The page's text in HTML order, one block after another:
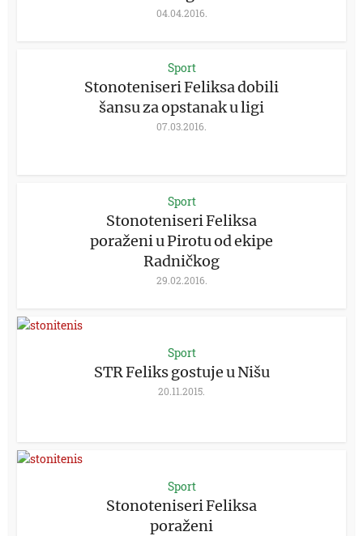
04.04.2016.
Sport
Stonoteniseri Feliksa dobili
šansu za opstanak u ligi
07.03.2016.
Sport
Stonoteniseri Feliksa
poraženi u Pirotu od ekipe
Radničkog
29.02.2016.
Sport
STR Feliks gostuje u Nišu
20.11.2015.
Sport
Stonoteniseri Feliksa
poraženi